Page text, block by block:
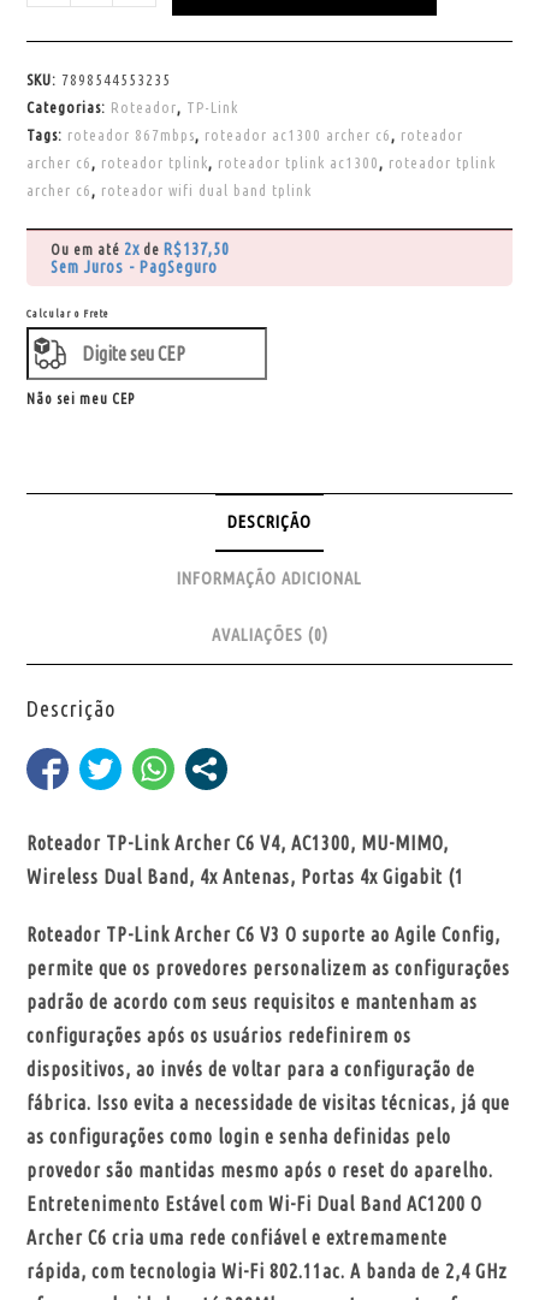
SKU: 7898544553235
Categorias: Roteador, TP-Link
Tags: roteador 867mbps, roteador ac1300 archer c6 , roteador
archer c6 , roteador tplink, roteador tplink ac1300 , roteador tplink
archer c6 , roteador wifi dual band tplink
Ou em até 2x de R$137,50
Sem Juros - PagSeguro
Calcular o Frete
Não sei meu CEP
DESCRIÇÃO
INFORMAÇÃO ADICIONAL
AVALIAÇÕES (0)
Descrição
Roteador TP-Link Archer C6 V4, AC1300, MU-MIMO,
Wireless Dual Band, 4x Antenas, Portas 4x Gigabit (1
Roteador TP-Link Archer C6 V3 O suporte ao Agile Config,
permite que os provedores personalizem as configurações
padrão de acordo com seus requisitos e mantenham as
configurações após os usuários redefinirem os
dispositivos, ao invés de voltar para a configuração de
fábrica. Isso evita a necessidade de visitas técnicas, já que
as configurações como login e senha definidas pelo
provedor são mantidas mesmo após o reset do aparelho.
Entretenimento Estável com Wi-Fi Dual Band AC1200 O
Archer C6 cria uma rede confiável e extremamente
rápida, com tecnologia Wi-Fi 802.11ac. A banda de 2,4 GHz